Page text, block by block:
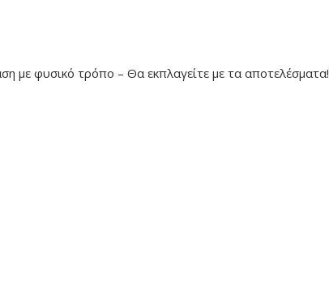
με φυσικό τρόπο – Θα εκπλαγείτε με τα αποτελέσματα!